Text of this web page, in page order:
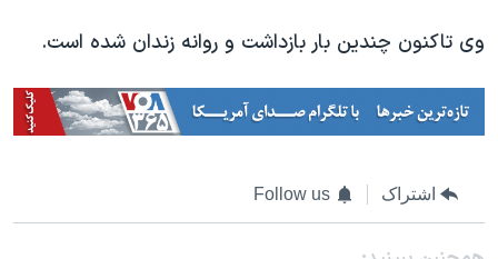
وی تاکنون چندین بار بازداشت و روانه زندان شده است.
اشتراک Follow us